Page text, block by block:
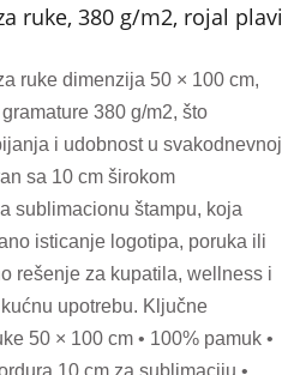
ruke, 380 g/m2, rojal plavi
ruke dimenzija 50 × 100 cm,
380 g/m2, što
i udobnost u svakodnevnoj
sa 10 cm širokom
sublimacionu štampu, koja
isticanje logotipa, poruka ili
rešenje za kupatila, wellness i
upotrebu. Ključne
50 × 100 cm • 100% pamuk •
10 cm za sublimaciju •